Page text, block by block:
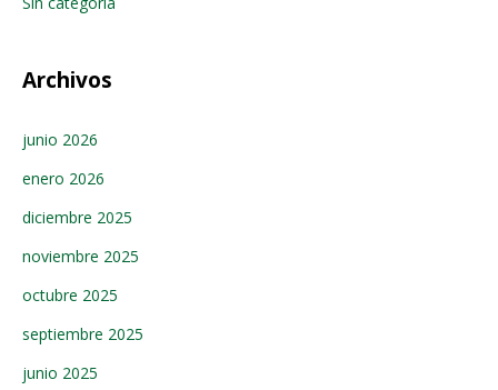
Archivos
junio 2026
enero 2026
diciembre 2025
noviembre 2025
octubre 2025
septiembre 2025
junio 2025